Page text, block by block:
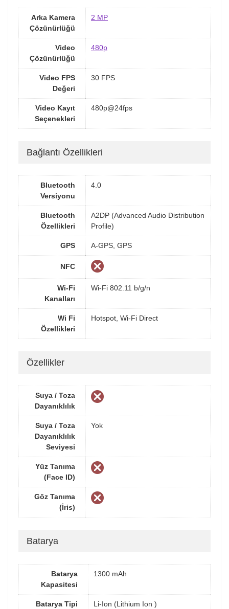
Arka Kamera
Çözünürlüğü
2 MP
Video
Çözünürlüğü
480p
Video FPS
Değeri
30 FPS
Video Kayıt
Seçenekleri
480p@24fps
Bağlantı Özellikleri
Bluetooth
Versiyonu
4.0
Bluetooth
Özellikleri
A2DP (Advanced Audio Distribution
Profile)
GPS A-GPS, GPS
NFC
Wi-Fi
Kanalları
Wi-Fi 802.11 b/g/n
Wi Fi
Özellikleri
Hotspot, Wi-Fi Direct
Özellikler
Suya / Toza
Dayanıklılık
Suya / Toza
Dayanıklılık
Seviyesi
Yok
Yüz Tanıma
(Face ID)
Göz Tanıma
(İris)
Batarya
Batarya
Kapasitesi
1300 mAh
Batarya Tipi Li-Ion (Lithium Ion )